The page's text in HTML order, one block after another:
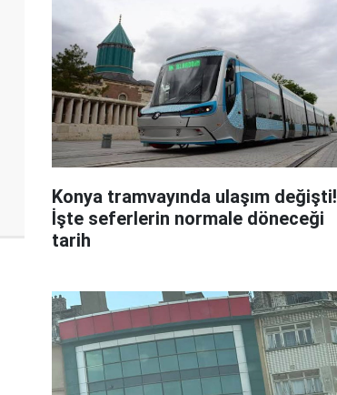
Konya tramvayında ulaşım değişti!
İşte seferlerin normale döneceği
tarih